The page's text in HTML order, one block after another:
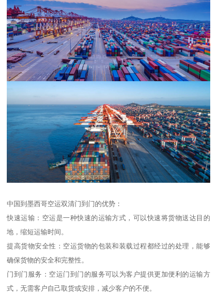
中国到墨西哥空运双清门到门的优势：
快速运输：空运是一种快速的运输方式，可以快速将货物送达目的
地，缩短运输时间。
提高货物安全性：空运货物的包装和装载过程都经过的处理，能够
确保货物的安全和完整性。
门到门服务：空运门到门的服务可以为客户提供更加便利的运输方
式，无需客户自己取货或安排，减少客户的不便。